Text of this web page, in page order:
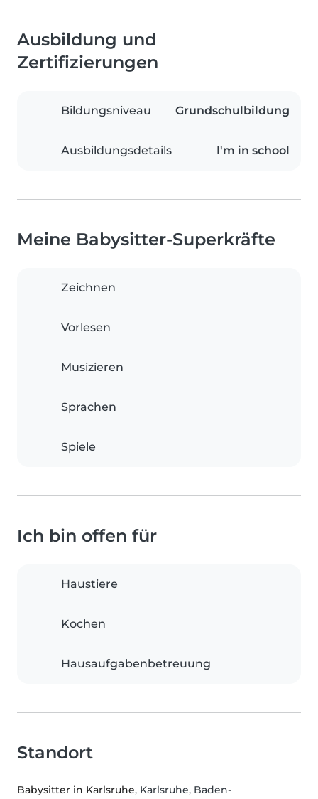
Ausbildung und
Zertifizierungen
Bildungsniveau Grundschulbildung
Ausbildungsdetails I'm in school
Meine Babysitter-Superkräfte
Zeichnen
Vorlesen
Musizieren
Sprachen
Spiele
Ich bin offen für
Haustiere
Kochen
Hausaufgabenbetreuung
Standort
Babysitter in Karlsruhe, Karlsruhe, Baden-